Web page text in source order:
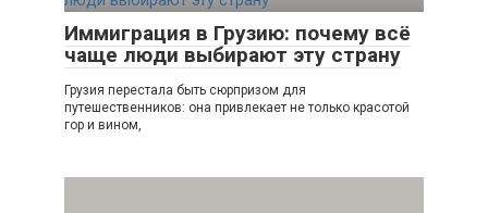
Иммиграция в Грузию: почему всё
чаще люди выбирают эту страну
Грузия перестала быть сюрпризом для
путешественников: она привлекает не только красотой
гор и вином,